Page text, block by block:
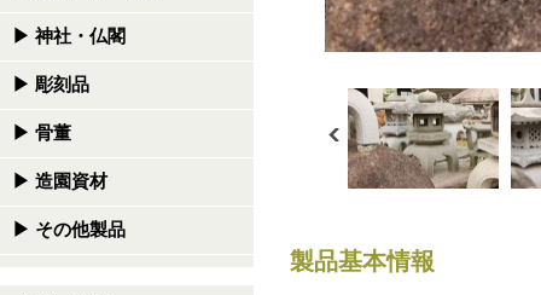
▶ 神社・仏閣
▶ 彫刻品
▶ 骨董
▶ 造園資材
▶ その他製品
製品基本情報